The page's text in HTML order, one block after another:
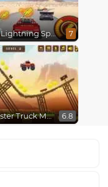
Cars Lightning Speed 7
Monster Truck Madness 6.8